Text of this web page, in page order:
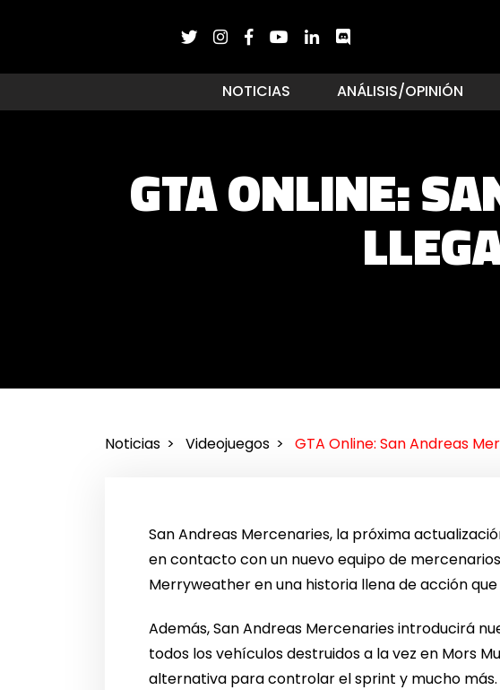
NOTICIAS ANÁLISIS/OPINIÓN
GTA ONLINE:
Noticias Videojuegos GTA Online: San Andreas
San Andreas Mercenaries, la próxima
en contacto con un nuevo equipo de
Merryweather en una historia llena de acción
Además, San Andreas Mercenaries introducirá
todos los vehículos destruidos a la vez en Mors
alternativa para controlar el sprint y mucho más.